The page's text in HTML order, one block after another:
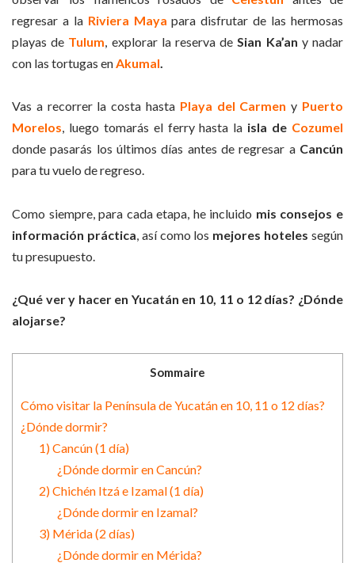
regresar a la Riviera Maya para disfrutar de las hermosas
playas de Tulum, explorar la reserva deSian Ka’an y nadar
con las tortugas enAkumal.
Vas a recorrer la costa hasta Playa del Carmen y Puerto
Morelos, luego tomarás el ferry hasta la isla de Cozumel
donde pasarás los últimos días antes de regresar a Cancún
para tu vuelo de regreso.
Como siempre, para cada etapa, he incluido mis consejos e
información práctica, así como los mejores hoteles según
tu presupuesto.
¿Qué ver y hacer en Yucatán en 10, 11 o 12 días? ¿Dónde
alojarse?
Sommaire
Cómo visitar la Península de Yucatán en 10, 11 o 12 días?
¿Dónde dormir?
1) Cancún (1 día)
¿Dónde dormir en Cancún?
2) Chichén Itzá e Izamal (1 día)
¿Dónde dormir en Izamal?
3) Mérida (2 días)
¿Dónde dormir en Mérida?